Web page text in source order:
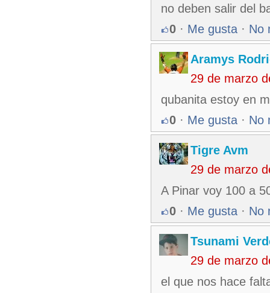
no deben salir del
0 · Me gusta · No
Aramys
29 de marzo
qubanita estoy en
0 · Me gusta · No
Tigre Avm
29 de marzo
A Pinar voy 100 a
0 · Me gusta · No
Tsunami
29 de marzo
el que nos hace